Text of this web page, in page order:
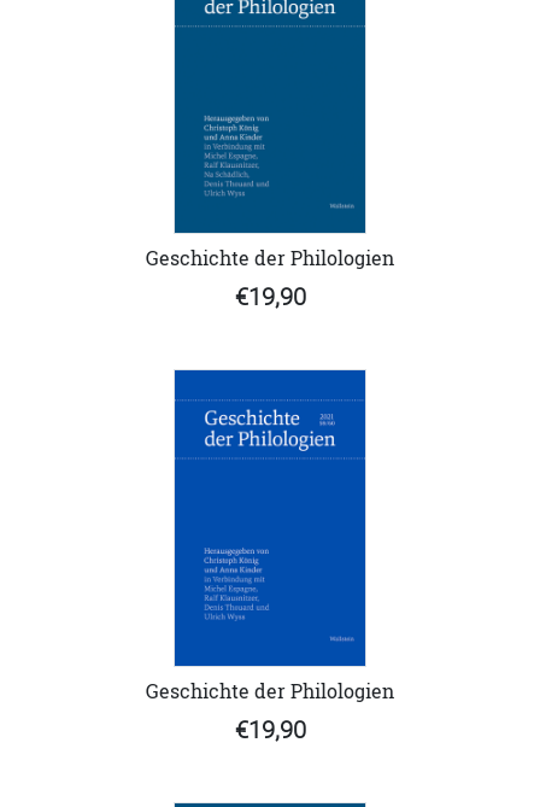
Geschichte der Philologien
€19,90
Geschichte der Philologien
€19,90